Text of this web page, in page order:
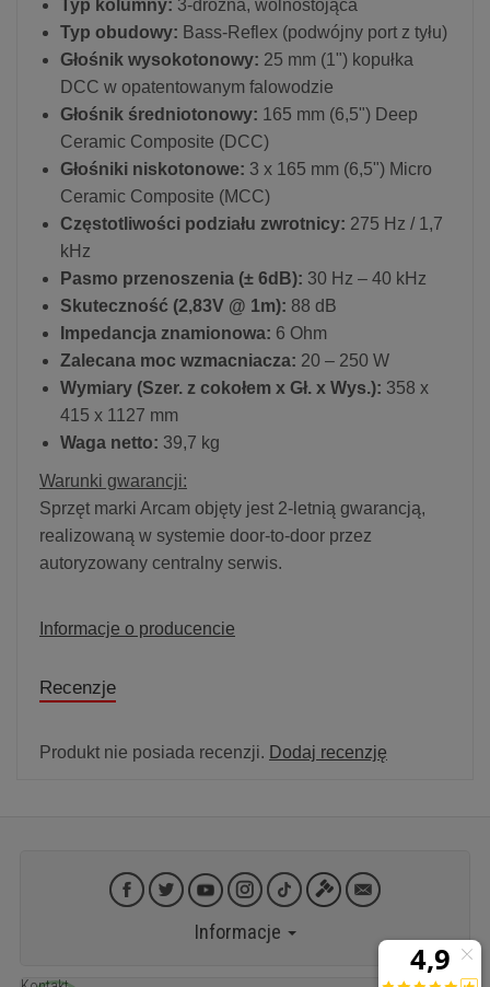
Typ kolumny: 3-drożna, wolnostojąca
Typ obudowy: Bass-Reflex (podwójny port z tyłu)
Głośnik wysokotonowy: 25 mm (1") kopułka
DCC w opatentowanym falowodzie
Głośnik średniotonowy: 165 mm (6,5") Deep
Ceramic Composite (DCC)
Głośniki niskotonowe: 3 x 165 mm (6,5") Micro
Ceramic Composite (MCC)
Częstotliwości podziału zwrotnicy: 275 Hz / 1,7
kHz
Pasmo przenoszenia (± 6dB): 30 Hz – 40 kHz
Skuteczność (2,83V @ 1m): 88 dB
Impedancja znamionowa: 6 Ohm
Zalecana moc wzmacniacza: 20 – 250 W
Wymiary (Szer. z cokołem x Gł. x Wys.): 358 x
415 x 1127 mm
Waga netto: 39,7 kg
Warunki gwarancji:
Sprzęt marki Arcam objęty jest 2-letnią gwarancją,
realizowaną w systemie door-to-door przez
autoryzowany centralny serwis.
Informacje o producencie
Recenzje
Produkt nie posiada recenzji. Dodaj recenzję
Informacje